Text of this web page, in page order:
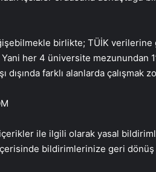
birlikte; TÜİK verilerine
Yani her 4 üniversite mezunundan
dışında farklı alanlarda çalışmak
ile ilgili olarak yasal
bildirimlerinize geri dönüş